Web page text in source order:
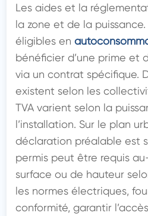
Les aides et la
la zone et de la
éligibles en
bénéficier d’une prime et
via un contrat spécifique.
existent selon les
TVA varient selon la
l’installation. Sur le plan
déclaration préalable est
permis peut être requis
surface ou de hauteur
les normes électriques,
conformité, garantir